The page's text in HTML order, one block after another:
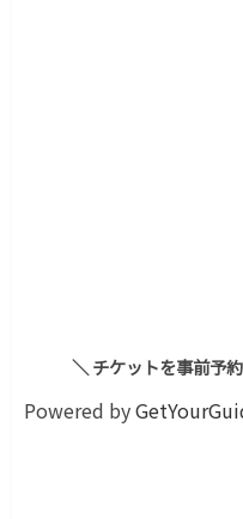
＼ チケットを事前予
Powered by